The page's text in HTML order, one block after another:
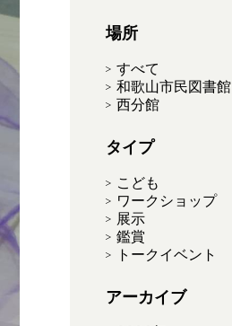
場所
すべて
和歌山市民図書館
西分館
タイプ
こども
ワークショップ
展示
鑑賞
トークイベント
アーカイブ